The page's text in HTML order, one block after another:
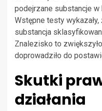
podejrzane substancje
Wstępne testy
substancja
Znalezisko to
doprowadziło do
Skutki
działania